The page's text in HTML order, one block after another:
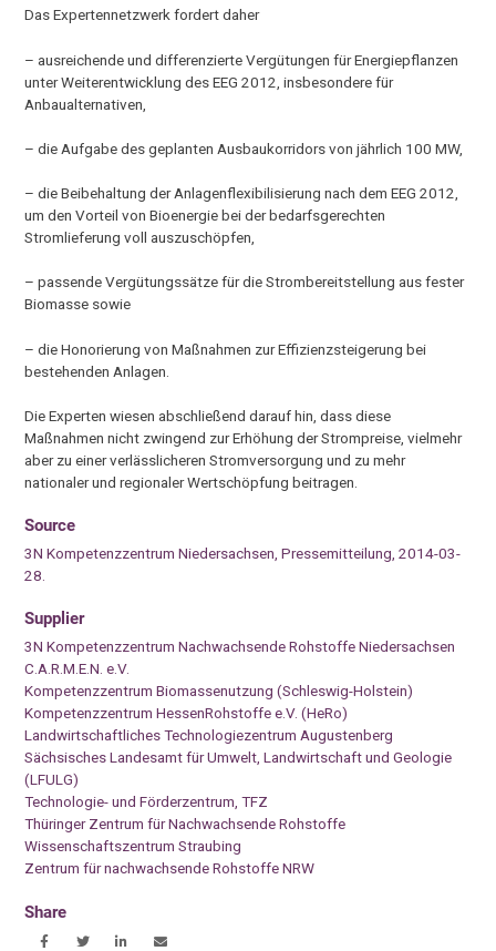
Das Expertennetzwerk fordert daher
– ausreichende und differenzierte Vergütungen für Energiepflanzen
unter Weiterentwicklung des EEG 2012, insbesondere für
Anbaualternativen,
– die Aufgabe des geplanten Ausbaukorridors von jährlich 100 MW,
– die Beibehaltung der Anlagenflexibilisierung nach dem EEG 2012,
um den Vorteil von Bioenergie bei der bedarfsgerechten
Stromlieferung voll auszuschöpfen,
– passende Vergütungssätze für die Strombereitstellung aus fester
Biomasse sowie
– die Honorierung von Maßnahmen zur Effizienzsteigerung bei
bestehenden Anlagen.
Die Experten wiesen abschließend darauf hin, dass diese
Maßnahmen nicht zwingend zur Erhöhung der Strompreise, vielmehr
aber zu einer verlässlicheren Stromversorgung und zu mehr
nationaler und regionaler Wertschöpfung beitragen.
Source
3N Kompetenzzentrum Niedersachsen, Pressemitteilung, 2014-03-
28.
Supplier
3N Kompetenzzentrum Nachwachsende Rohstoffe Niedersachsen
C.A.R.M.E.N. e.V.
Kompetenzzentrum Biomassenutzung (Schleswig-Holstein)
Kompetenzzentrum HessenRohstoffe e.V. (HeRo)
Landwirtschaftliches Technologiezentrum Augustenberg
Sächsisches Landesamt für Umwelt, Landwirtschaft und Geologie
(LFULG)
Technologie- und Förderzentrum, TFZ
Thüringer Zentrum für Nachwachsende Rohstoffe
Wissenschaftszentrum Straubing
Zentrum für nachwachsende Rohstoffe NRW
Share